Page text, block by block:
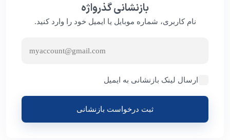
بازنشانی گذرواژه
نام کاربری، شماره موبایل یا ایمیل خود را وارد کنید.
ارسال لینک بازنشانی به ایمیل
ثبت درخواست بازنشانی